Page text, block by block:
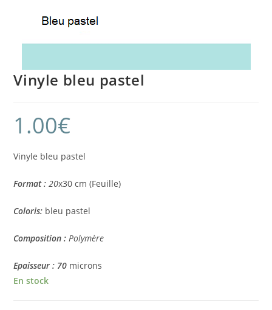
Vinyle bleu pastel
1.00€
Vinyle bleu pastel
Format : 20x30 cm (Feuille)
Coloris: bleu pastel
Composition :Polymère
Epaisseur : 70 microns
En stock